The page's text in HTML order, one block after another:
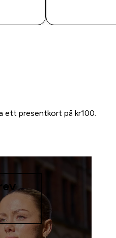
ett presentkort på kr100.